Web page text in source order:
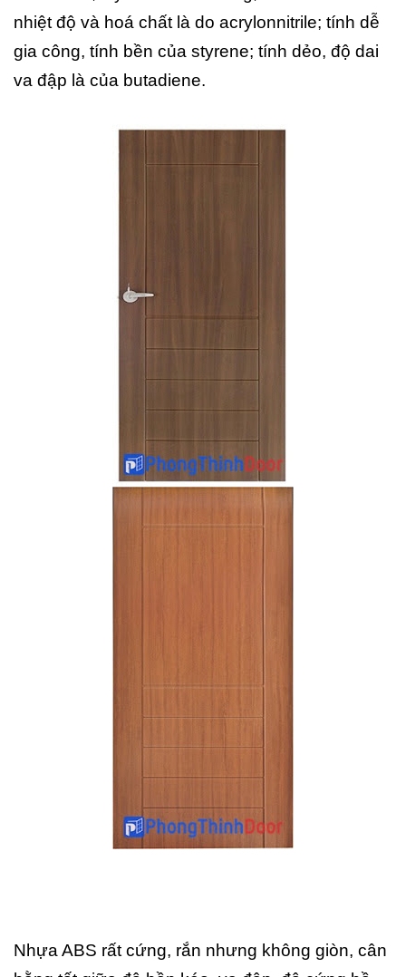
nhiệt độ và hoá chất là do acrylonnitrile; tính dễ
gia công, tính bền của styrene; tính dẻo, độ dai
va đập là của butadiene.
Nhựa ABS rất cứng, rắn nhưng không giòn, cân